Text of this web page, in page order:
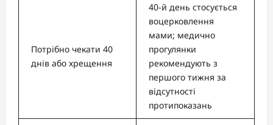
Потрібно чекати 40
днів або хрещення
40-й день стосується
воцерковлення
мами; медично
прогулянки
рекомендують з
першого тижня за
відсутності
протипоказань